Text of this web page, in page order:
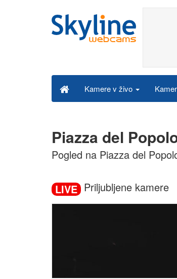
Kamere v živo
Piazza del
Pogled na Piazza del
LIVE Priljubljene kamere